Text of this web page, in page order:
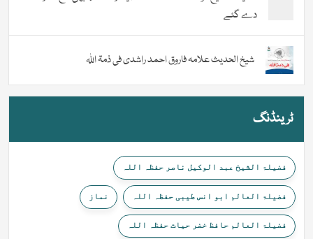
دے گئے
شیخ الحدیث علامہ فاروق احمد راشدی فی ذمۃ اللہ
ٹرینڈنگ
فضیلۃ الشیخ عبد الوکیل ناصر حفظہ اللہ
فضیلۃ العالم ابو انس طیبی حفظہ اللہ نماز
فضیلۃ العالم حافظ خضر حیات حفظہ اللہ